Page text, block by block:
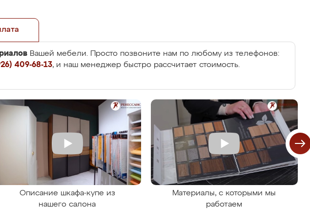
Вашей мебели. Просто позвоните нам по любому из телефонов:
409-68-13, и наш менеджер быстро рассчитает стоимость.
Описание шкафа-купе из
нашего салона
Материалы, с которыми мы
работаем